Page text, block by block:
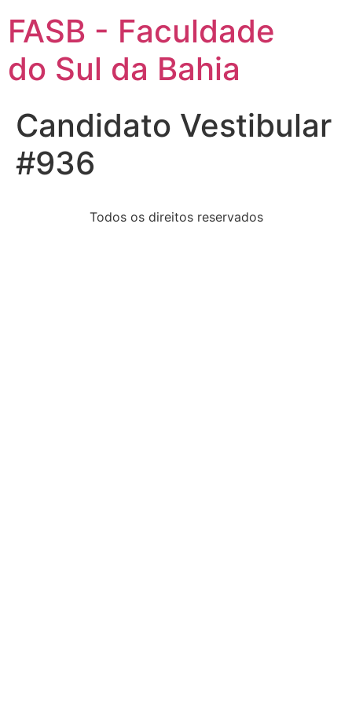
FASB - Faculdade
do Sul da Bahia
Candidato Vestibular
#936
Todos os direitos reservados